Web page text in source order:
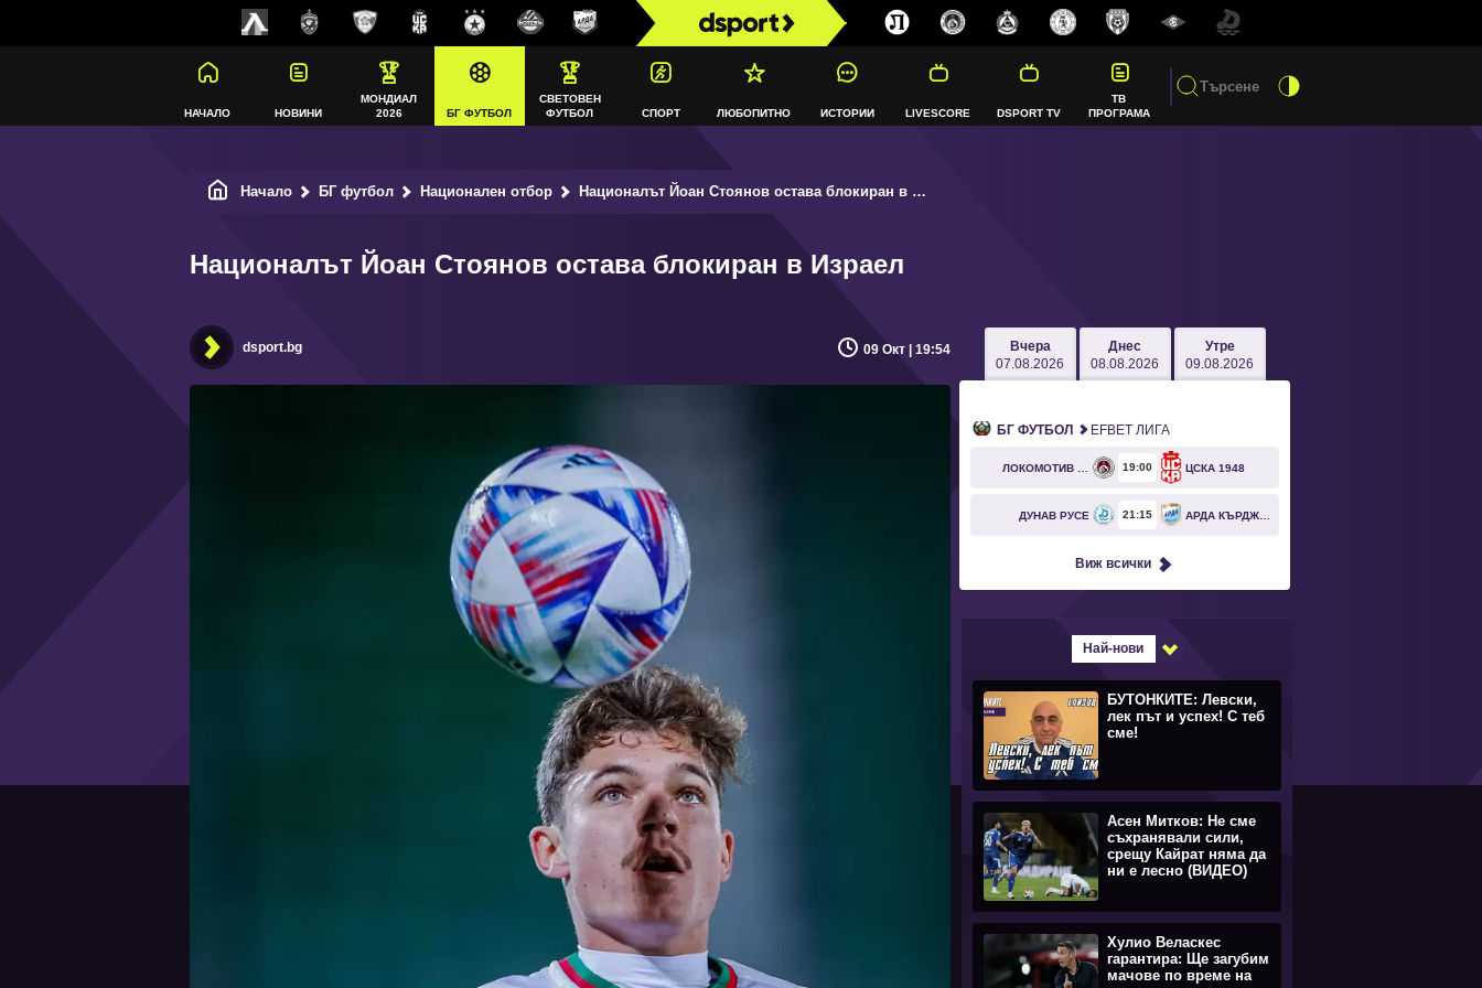
НАЧАЛО НОВИНИ
МОНДИАЛ
2026
БГ ФУТБОЛ
СВЕТОВЕН
ФУТБОЛ
СПОРТ ЛЮБОПИТНО ИСТОРИИ LIVESCORE DSPORT TV
ТВ
ПРОГРАМА
Начало БГ футбол Национален отбор Националът Йоан Стоянов остава блокиран в Израел
Националът Йоан Стоянов остава блокиран в Израел
dsport.bg 09 Окт | 19:54
Вчера
07.08.2026
Днес
08.08.2026
Утре
09.08.2026
БГ ФУТБОЛ EFBET ЛИГА
19 00 ЦСКА 1948
ДУНАВ РУСЕ 21 15
Виж всички
Най-нови
БУТОНКИТЕ: Левски,
лек път и успех! С теб
сме!
Асен Митков: Не сме
съхранявали сили,
срещу Кайрат няма да
ни е лесно (ВИДЕО)
Хулио Веласкес
гарантира: Ще загубим
мачове по време на